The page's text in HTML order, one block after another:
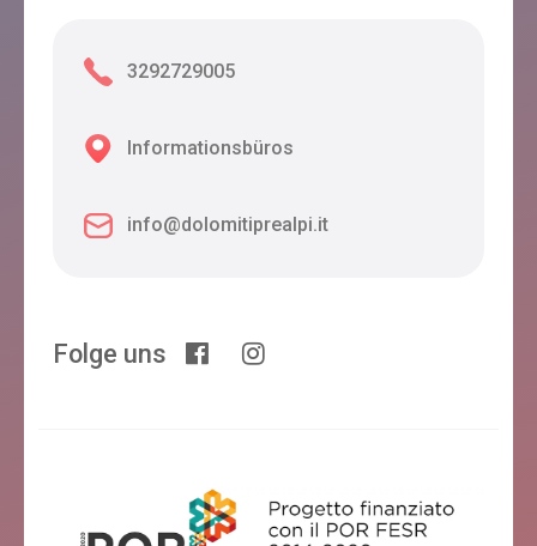
3292729005
Informationsbüros
info@dolomitiprealpi.it
Folge uns